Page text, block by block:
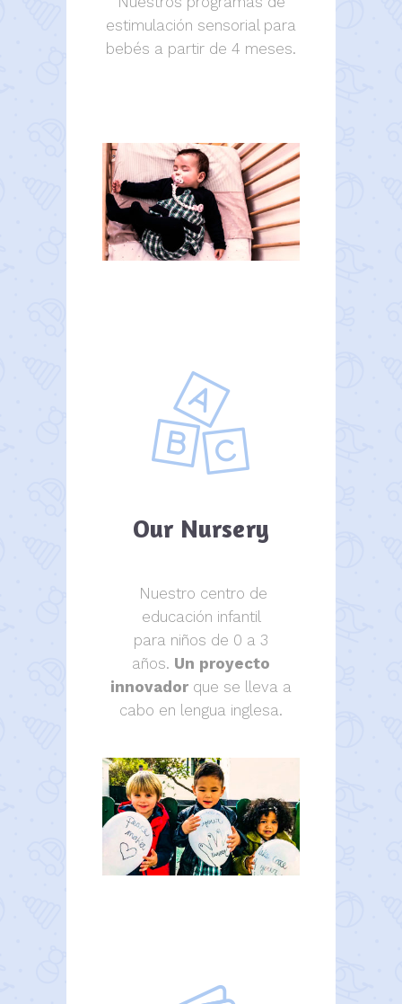
estimulación sensorial para
bebés a partir de 4 meses.
Our Nursery
Nuestro centro de
educación infantil
para niños de 0 a 3
años. Un proyecto
innovador que se lleva a
cabo en lengua inglesa.